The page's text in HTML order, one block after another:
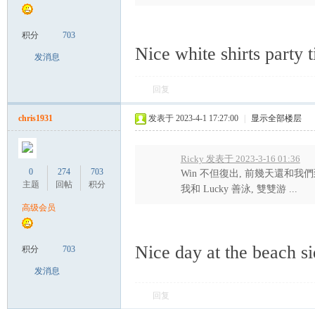
积分 703
发消息 Nice white shirts party
回复
chris1931
0
主题
274
回帖
703
积分
高级会员
积分 703
发消息
发表于 2023-4-1 17:27:00 显示全部楼层
Ricky 发表于 2023-3-16 01:36
Win 不但復出, 前幾天還和我
我和 Lucky 善泳, 雙雙游 ...
Nice day at the beach
回复